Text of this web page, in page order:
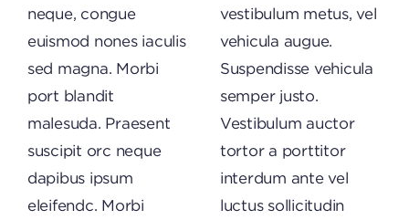
neque, congue
euismod nones iaculis
sed magna. Morbi
port blandit
malesuda. Praesent
suscipit orc neque
dapibus ipsum
eleifendc. Morbi
vestibulum metus, vel
vehicula augue.
Suspendisse vehicula
semper justo.
Vestibulum auctor
tortor a porttitor
interdum ante vel
luctus sollicitudin